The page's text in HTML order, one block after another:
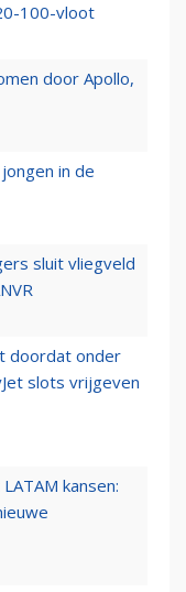
100-vloot
door Apollo,
in de
sluit vliegveld
doordat onder
slots vrijgeven
kansen: